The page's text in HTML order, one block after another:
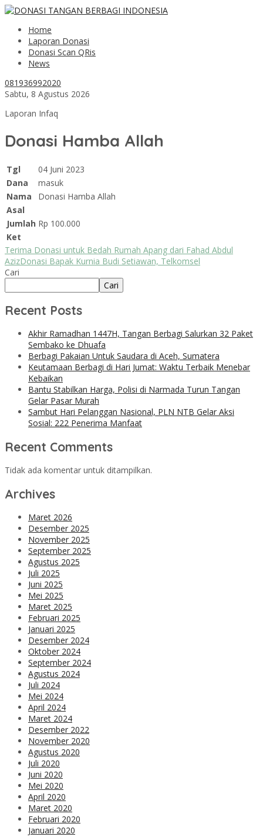
Home
Laporan Donasi
Donasi Scan QRis
News
081936992020
Sabtu, 8 Agustus 2026
Laporan Infaq
Donasi Hamba Allah
Tgl
04 Juni 2023
Dana
masuk
Nama
Donasi Hamba Allah
Asal
Jumlah Rp 100.000
Ket
Terima Donasi untuk Bedah Rumah Apang dari Fahad Abdul
AzizDonasi Bapak Kurnia Budi Setiawan, Telkomsel
Cari
Cari
Recent Posts
Akhir Ramadhan 1447H, Tangan Berbagi Salurkan 32 Paket
Sembako ke Dhuafa
Berbagi Pakaian Untuk Saudara di Aceh, Sumatera
Keutamaan Berbagi di Hari Jumat: Waktu Terbaik Menebar
Kebaikan
Bantu Stabilkan Harga, Polisi di Narmada Turun Tangan
Gelar Pasar Murah
Sambut Hari Pelanggan Nasional, PLN NTB Gelar Aksi
Sosial: 222 Penerima Manfaat
Recent Comments
Tidak ada komentar untuk ditampilkan.
Archives
Maret 2026
Desember 2025
November 2025
September 2025
Agustus 2025
Juli 2025
Juni 2025
Mei 2025
Maret 2025
Februari 2025
Januari 2025
Desember 2024
Oktober 2024
September 2024
Agustus 2024
Juli 2024
Mei 2024
April 2024
Maret 2024
Desember 2022
November 2020
Agustus 2020
Juli 2020
Juni 2020
Mei 2020
April 2020
Maret 2020
Februari 2020
Januari 2020